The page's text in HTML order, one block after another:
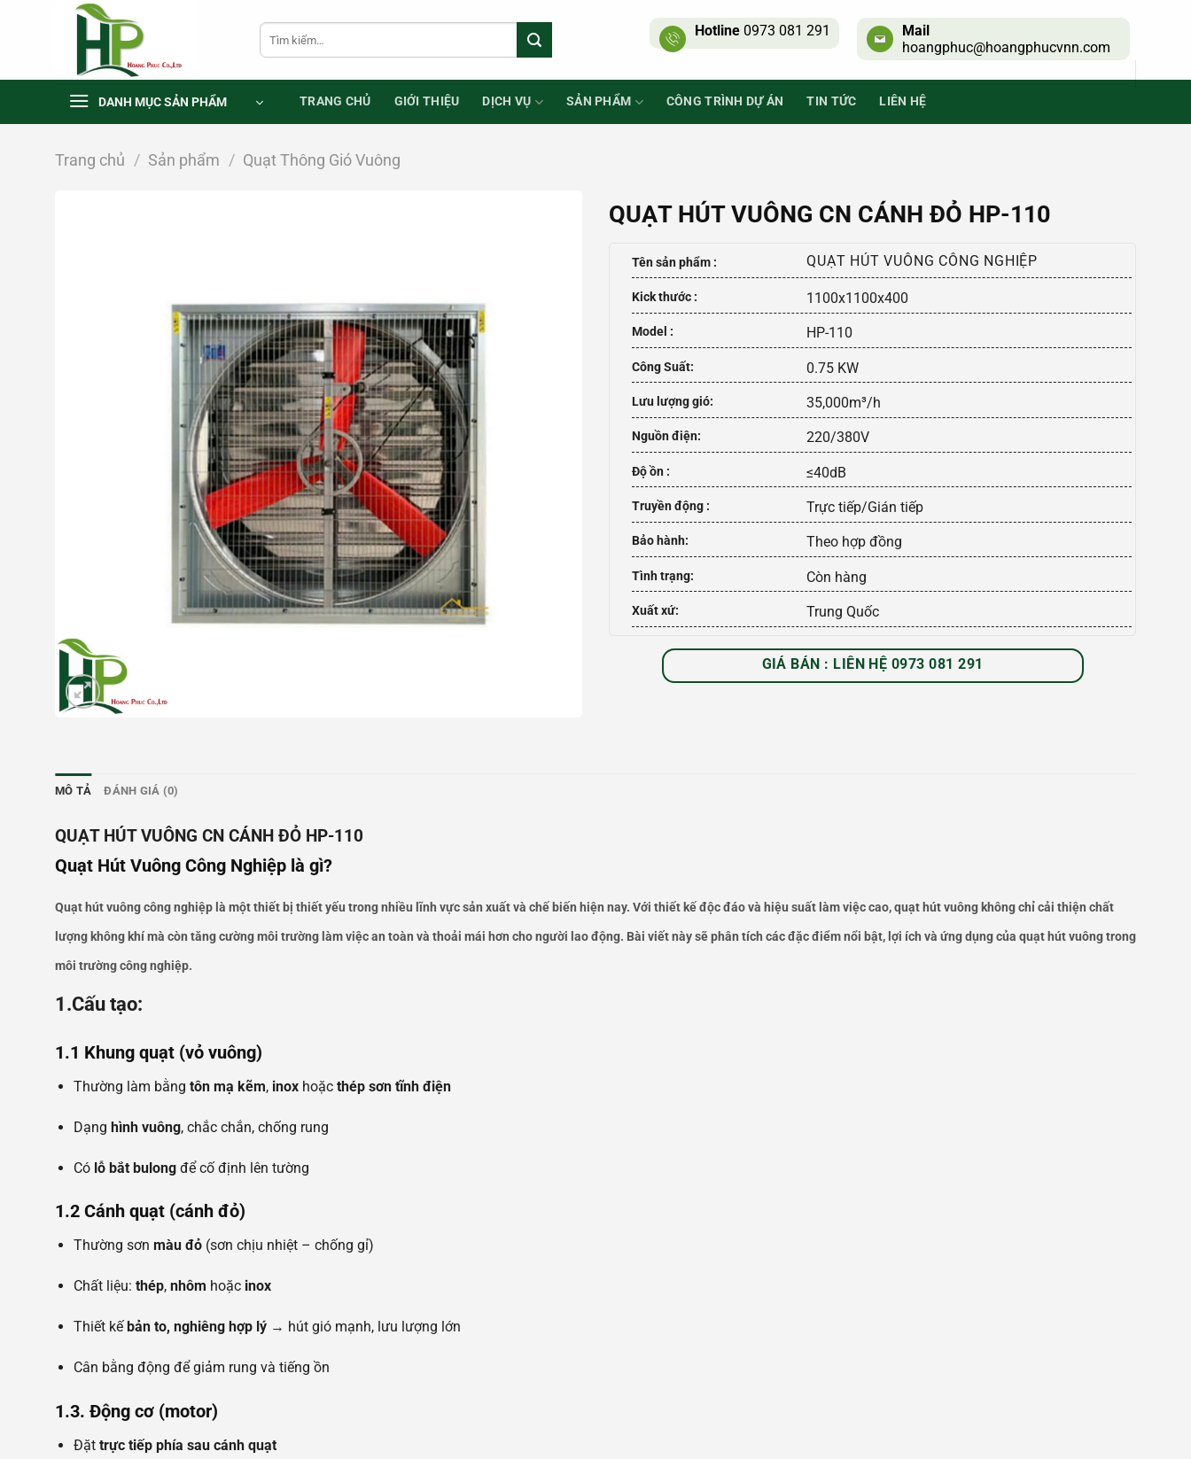
dung
Tìm
kiếm:
Hotline0973 081 291
Mail
hoangphuc@hoangphucvnn.com
DANH MỤC SẢN PHẨM TRANG CHỦ GIỚI THIỆU DỊCH VỤ SẢN PHẨM CÔNG TRÌNH DỰ ÁN TIN TỨC LIÊN HỆ
Trang chủ / Sản phẩm / Quạt Thông Gió Vuông
QUẠT HÚT VUÔNG CN CÁNH ĐỎ HP-110
Tên sản phẩm : QUẠT HÚT VUÔNG CÔNG NGHIỆP
Kick thước : 1100x1100x400
Model : HP-110
Công Suất: 0.75 KW
Lưu lượng gió: 35,000m³/h
Nguồn điện: 220/380V
Độ ồn : ≤40dB
Truyền động : Trực tiếp/Gián tiếp
Bảo hành: Theo hợp đồng
Tình trạng: Còn hàng
Xuất xứ: Trung Quốc
GIÁ BÁN : LIÊN HỆ 0973 081 291
MÔ TẢ ĐÁNH GIÁ (0)
QUẠT HÚT VUÔNG CN CÁNH ĐỎ HP-110
Quạt Hút Vuông Công Nghiệp là gì?
Quạt hút vuông công nghiệp là một thiết bị thiết yếu trong nhiều lĩnh vực sản xuất và chế biến hiện nay. Với thiết kế độc đáo và hiệu suất làm việc cao, quạt hút vuông không chỉ cải thiện chất
lượng không khí mà còn tăng cường môi trường làm việc an toàn và thoải mái hơn cho người lao động. Bài viết này sẽ phân tích các đặc điểm nổi bật, lợi ích và ứng dụng của quạt hút vuông trong
môi trường công nghiệp.
1.Cấu tạo:
1.1 Khung quạt (vỏ vuông)
Thường làm bằng tôn mạ kẽm, inoxhoặc thép sơn tĩnh điện
Dạng hình vuông, chắc chắn, chống rung
Có lỗ bắt bulongđể cố định lên tường
1.2 Cánh quạt (cánh đỏ)
Thường sơn màu đỏ(sơn chịu nhiệt – chống gỉ)
Chất liệu: thép, nhôm hoặc inox
Thiết kếbản to, nghiêng hợp lý→ hút gió mạnh, lưu lượng lớn
Cân bằng động để giảm rung và tiếng ồn
1.3. Động cơ (motor)
Đặt trực tiếp phía sau cánh quạt